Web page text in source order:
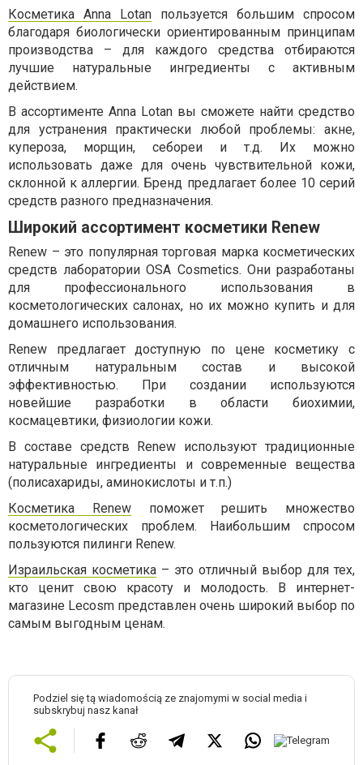
Косметика Anna Lotan пользуется большим спросом
благодаря биологически ориентированным принципам
производства – для каждого средства отбираются
лучшие натуральные ингредиенты с активным
действием.
В ассортименте Anna Lotan вы сможете найти средство
для устранения практически любой проблемы: акне,
купероза, морщин, себореи и т.д. Их можно
использовать даже для очень чувствительной кожи,
склонной к аллергии. Бренд предлагает более 10 серий
средств разного предназначения.
Широкий ассортимент косметики Renew
Renew – это популярная торговая марка косметических
средств лаборатории OSA Cosmetics. Они разработаны
для профессионального использования в
косметологических салонах, но их можно купить и для
домашнего использования.
Renew предлагает доступную по цене косметику с
отличным натуральным состав и высокой
эффективностью. При создании используются
новейшие разработки в области биохимии,
космацевтики, физиологии кожи.
В составе средств Renew используют традиционные
натуральные ингредиенты и современные вещества
(полисахариды, аминокислоты и т.п.)
Косметика Renewпоможет решить множество
косметологических проблем. Наибольшим спросом
пользуются пилинги Renew.
Израильская косметика – это отличный выбор для тех,
кто ценит свою красоту и молодость. В интернет-
магазине Lecosm представлен очень широкий выбор по
самым выгодным ценам.
Podziel się tą wiadomością ze znajomymi w social media i
subskrybuj nasz kanał